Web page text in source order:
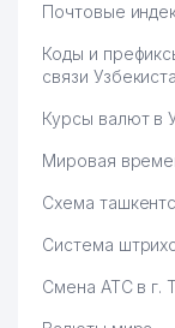
Почтовые
Коды и
связи
Курсы валют в
Мировая
Схема
Система
Смена АТС в г.